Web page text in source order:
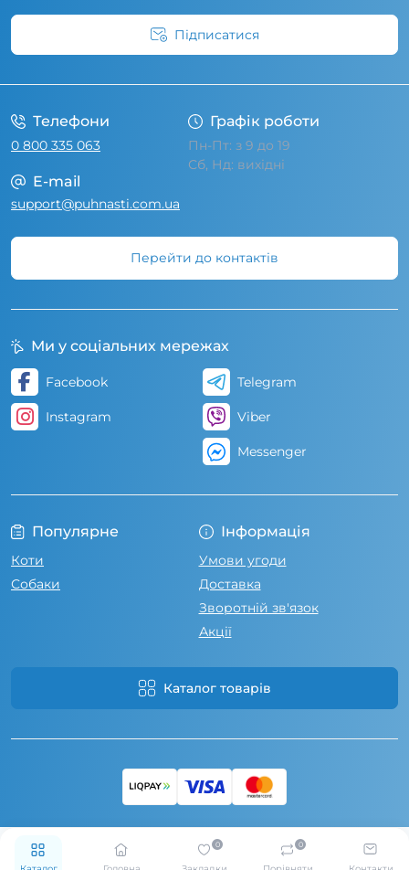
0 0
Підписатися
Телефони
0 800 335 063
Графік роботи
Пн-Пт: з 9 до 19
Сб, Нд: вихідні
E-mail
support@puhnasti.com.ua
Перейти до контактів
Популярне
Коти
Собаки
Інформація
Умови угоди
Доставка
Зворотній зв'язок
Акції
Каталог товарів
Ми у соціальних мережах
Facebook
Instagram
Telegram
Viber
Messenger